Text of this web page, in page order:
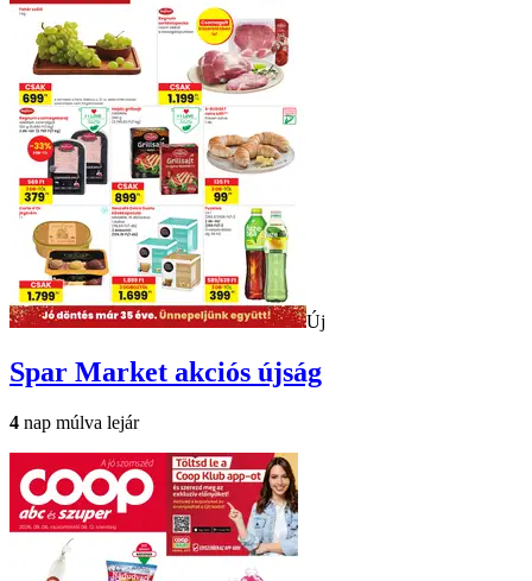
Új
Spar Market akciós újság
4 nap múlva lejár